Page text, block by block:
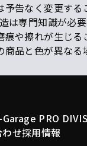
告なく変更する
専門知識が必
や擦れが生じる
品と色が異なる
Garage PRO
わせ採用情報